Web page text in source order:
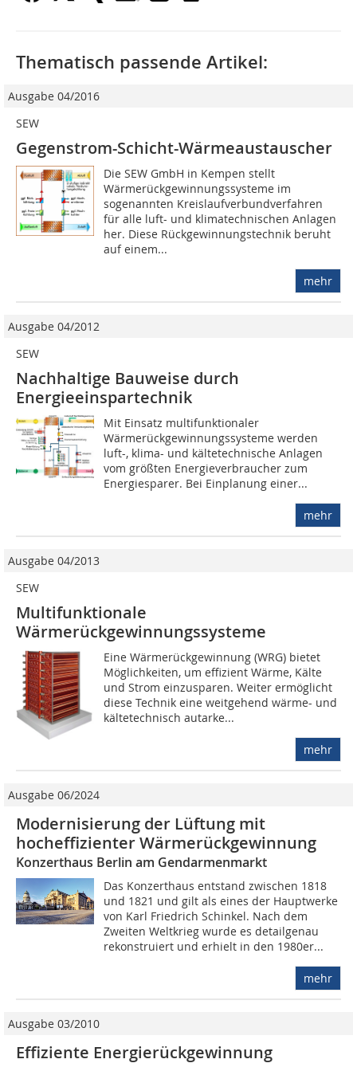
Thematisch passende Artikel:
Ausgabe 04/2016
SEW
Gegenstrom-Schicht-Wärmeaustauscher
Die SEW GmbH in Kempen stellt
Wärmerückgewinnungssysteme im
sogenannten Kreislaufverbundverfahren
für alle luft- und klimatechnischen Anlagen
her. Diese Rückgewinnungstechnik beruht
auf einem...
mehr
Ausgabe 04/2012
SEW
Nachhaltige Bauweise durch
Energieeinspartechnik
Mit Einsatz multifunktionaler
Wärmerückgewinnungssysteme werden
luft-, klima- und kältetechnische Anlagen
vom größten Energieverbraucher zum
Energiesparer. Bei Einplanung einer...
mehr
Ausgabe 04/2013
SEW
Multifunktionale
Wärmerückgewinnungssysteme
Eine Wärmerückgewinnung (WRG) bietet
Möglichkeiten, um effizient Wärme, Kälte
und Strom einzusparen. Weiter ermöglicht
diese Technik eine weitgehend wärme- und
kältetechnisch autarke...
mehr
Ausgabe 06/2024
Modernisierung der Lüftung mit
hocheffizienter Wärmerückgewinnung
Konzerthaus Berlin am Gendarmenmarkt
Das Konzerthaus entstand zwischen 1818
und 1821 und gilt als eines der Hauptwerke
von Karl Friedrich Schinkel. Nach dem
Zweiten Weltkrieg wurde es detailgenau
rekon­struiert und erhielt in den 1980er...
mehr
Ausgabe 03/2010
Effiziente Energierückgewinnung